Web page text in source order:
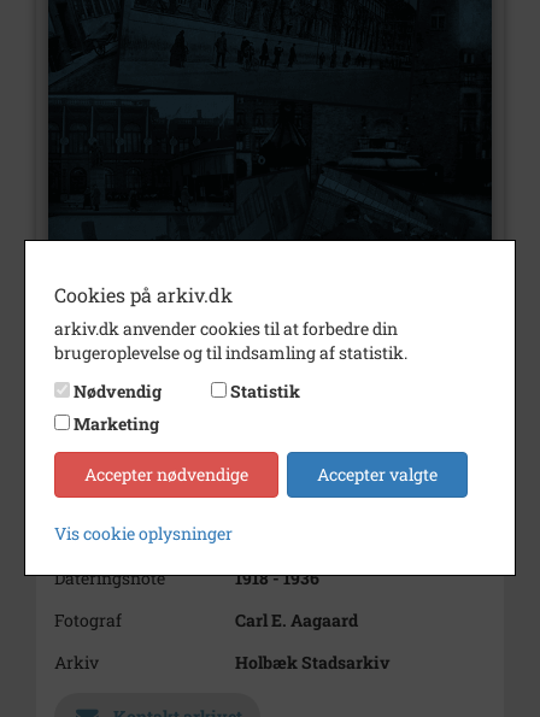
Nummer
B2784
Type
Beskrivelse
Tårn, Christiansø
Tårnet fra B 2771 fra ny vinkel
Periode
Dateringsnote
1918 - 1936
Fotograf
Carl E. Aagaard
Arkiv
Holbæk Stadsarkiv
Cookies på arkiv.dk
arkiv.dk anvender cookies til at forbedre din
brugeroplevelse og til indsamling af statistik.
Nødvendig
Statistik
Marketing
Accepter nødvendige Accepter valgte
Vis cookie oplysninger